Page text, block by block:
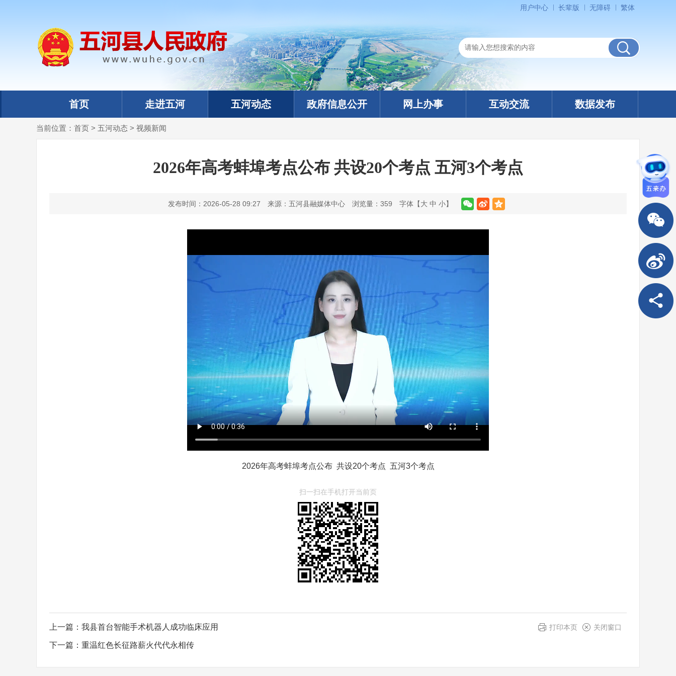
用户中心 长辈版 无障碍 繁体
首页 走进五河 五河动态 政府信息公开 网上办事 互动交流 数据发布
当前位置： 首页 > 五河动态 > 视频新闻
2026年高考蚌埠考点公布 共设20个考点 五河3个考点
发布时间：2026-05-28 09:27 来源：五河县融媒体中心 浏览量： 359 字体【大 中 小】
2026年高考蚌埠考点公布 共设20个考点 五河3个考点
扫一扫在手机打开当前页
打印本页 关闭窗口
上一篇： 我县首台智能手术机器人成功临床应用
下一篇： 重温红色长征路薪火代代永相传
政务微信